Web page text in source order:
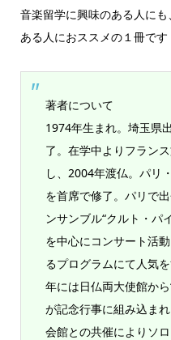
音楽留学に興味のある人に
ある人におススメの１冊です
著者について
1974年生まれ。埼玉県
了。在学中よりフラン
し、2004年渡仏。パリ
を首席で修了。パリで
ンサンブル“クルト・パ
を中心にコンサート活
るプログラムにて人気
年には日仏両大使館か
が記念行事に組み込ま
会館との共催によりソ